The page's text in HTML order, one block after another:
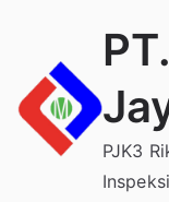
content
PJK3